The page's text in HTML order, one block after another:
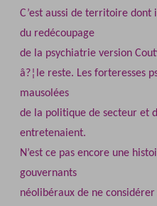
C’est aussi de territoire dont
du redécoupage
de la psychiatrie version
â?¦le reste. Les forteresses
mausolées
de la politique de secteur et
entretenaient.
N’est ce pas encore une
gouvernants
néolibéraux de ne